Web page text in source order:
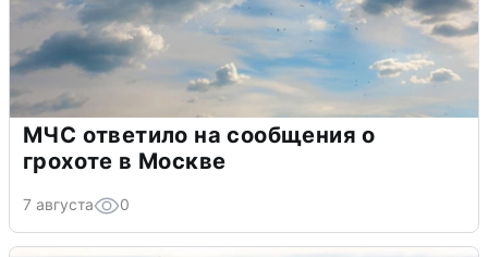
МЧС ответило на сообщения о
грохоте в Москве
7 августа 0